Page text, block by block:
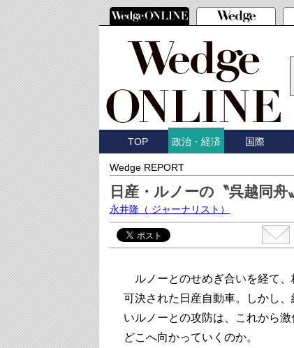
TOP 政治・経済 国際
Wedge REPORT
日産・ルノーの〝呉越同
永井隆 （ ジャーナリスト）
ルノーとのせめぎ合いを経て、
可決された日産自動車。しかし
いルノーとの攻防は、これから
どこへ向かっていくのか。